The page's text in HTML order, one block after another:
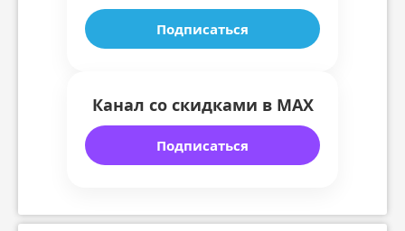
Подписаться
Канал со скидками в MAX
Подписаться